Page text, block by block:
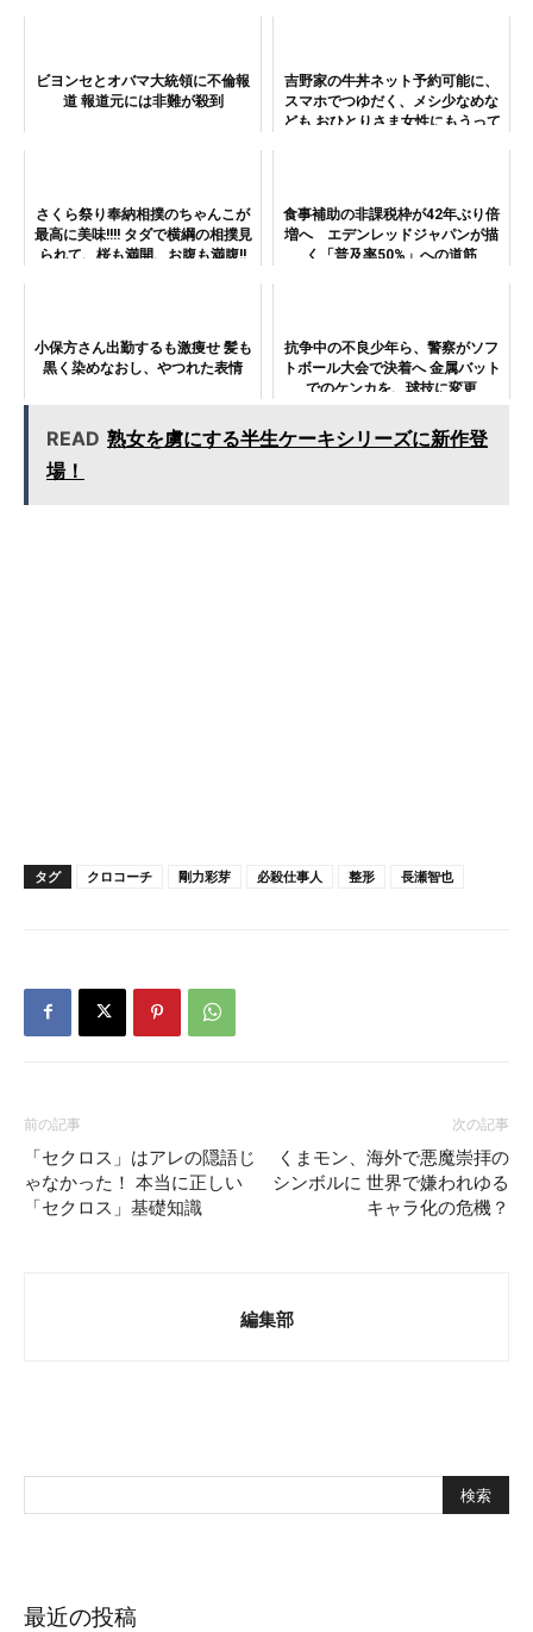
ビヨンセとオバマ大統領に不倫報
道 報道元には非難が殺到
吉野家の牛丼ネット予約可能に、
スマホでつゆだく、メシ少なめな
ども おひとりさま女性にもうって
さくら祭り奉納相撲のちゃんこが
最高に美味!!!! タダで横綱の相撲見
られて、桜も満開、お腹も満腹!!
食事補助の非課税枠が42年ぶり倍
増へ エデンレッドジャパンが描
く「普及率50%」への道筋
小保方さん出勤するも激痩せ 髪も
黒く染めなおし、やつれた表情
抗争中の不良少年ら、警察がソフ
トボール大会で決着へ 金属バット
でのケンカを、球技に変更
READ 熟女を虜にする半生ケーキシリーズに新作登
場！
タグ クロコーチ 剛力彩芽 必殺仕事人 整形 長瀬智也
前の記事
「セクロス」はアレの隠語じ
ゃなかった！ 本当に正しい
「セクロス」基礎知識
次の記事
くまモン、海外で悪魔崇拝の
シンボルに 世界で嫌われゆる
キャラ化の危機？
編集部
最近の投稿